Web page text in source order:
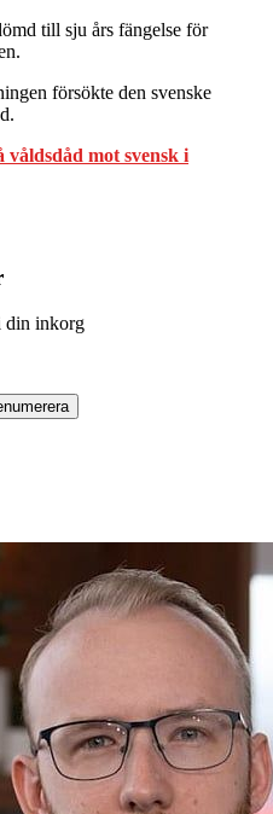
till sju års fängelse för
försökte den svenske
mot svensk i
din inkorg